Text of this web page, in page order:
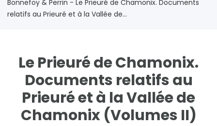
Bonnefoy & Perrin - Le Prieuré de Chamonix. Documents
relatifs au Prieuré et à la Vallée de...
Le Prieuré de Chamonix.
Documents relatifs au
Prieuré et à la Vallée de
Chamonix (Volumes II)